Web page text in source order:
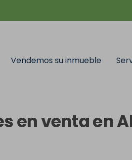
Vendemos su inmueble
en venta en